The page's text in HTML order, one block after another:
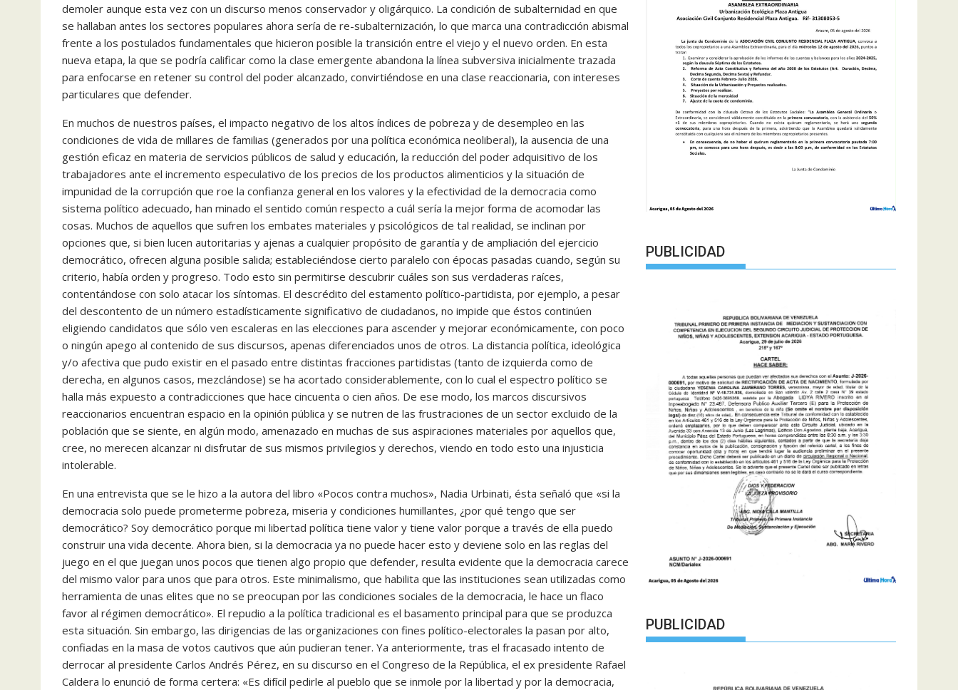
demoler aunque esta vez con un discurso menos conservador y oligárquico. La condición de subalternidad en que
se hallaban antes los sectores populares ahora sería de re-subalternización, lo que marca una contradicción abismal
frente a los postulados fundamentales que hicieron posible la transición entre el viejo y el nuevo orden. En esta
nueva etapa, la que se podría calificar como la clase emergente abandona la línea subversiva inicialmente trazada
para enfocarse en retener su control del poder alcanzado, convirtiéndose en una clase reaccionaria, con intereses
particulares que defender.
En muchos de nuestros países, el impacto negativo de los altos índices de pobreza y de desempleo en las
condiciones de vida de millares de familias (generados por una política económica neoliberal), la ausencia de una
gestión eficaz en materia de servicios públicos de salud y educación, la reducción del poder adquisitivo de los
trabajadores ante el incremento especulativo de los precios de los productos alimenticios y la situación de
impunidad de la corrupción que roe la confianza general en los valores y la efectividad de la democracia como
sistema político adecuado, han minado el sentido común respecto a cuál sería la mejor forma de acomodar las
cosas. Muchos de aquellos que sufren los embates materiales y psicológicos de tal realidad, se inclinan por
opciones que, si bien lucen autoritarias y ajenas a cualquier propósito de garantía y de ampliación del ejercicio
democrático, ofrecen alguna posible salida; estableciéndose cierto paralelo con épocas pasadas cuando, según su
criterio, había orden y progreso. Todo esto sin permitirse descubrir cuáles son sus verdaderas raíces,
contentándose con solo atacar los síntomas. El descrédito del estamento político-partidista, por ejemplo, a pesar
del descontento de un número estadísticamente significativo de ciudadanos, no impide que éstos continúen
eligiendo candidatos que sólo ven escaleras en las elecciones para ascender y mejorar económicamente, con poco
o ningún apego al contenido de sus discursos, apenas diferenciados unos de otros. La distancia política, ideológica
y/o afectiva que pudo existir en el pasado entre distintas fracciones partidistas (tanto de izquierda como de
derecha, en algunos casos, mezclándose) se ha acortado considerablemente, con lo cual el espectro político se
halla más expuesto a contradicciones que hace cincuenta o cien años. De ese modo, los marcos discursivos
reaccionarios encuentran espacio en la opinión pública y se nutren de las frustraciones de un sector excluido de la
población que se siente, en algún modo, amenazado en muchas de sus aspiraciones materiales por aquellos que,
cree, no merecen alcanzar ni disfrutar de sus mismos privilegios y derechos, viendo en todo esto una injusticia
intolerable.
En una entrevista que se le hizo a la autora del libro «Pocos contra muchos», Nadia Urbinati, ésta señaló que «si la
democracia solo puede prometerme pobreza, miseria y condiciones humillantes, ¿por qué tengo que ser
democrático? Soy democrático porque mi libertad política tiene valor y tiene valor porque a través de ella puedo
construir una vida decente. Ahora bien, si la democracia ya no puede hacer esto y deviene solo en las reglas del
juego en el que juegan unos pocos que tienen algo propio que defender, resulta evidente que la democracia carece
del mismo valor para unos que para otros. Este minimalismo, que habilita que las instituciones sean utilizadas como
herramienta de unas elites que no se preocupan por las condiciones sociales de la democracia, le hace un flaco
favor al régimen democrático». El repudio a la política tradicional es el basamento principal para que se produzca
esta situación. Sin embargo, las dirigencias de las organizaciones con fines político-electorales la pasan por alto,
confiadas en la masa de votos cautivos que aún pudieran tener. Ya anteriormente, tras el fracasado intento de
derrocar al presidente Carlos Andrés Pérez, en su discurso en el Congreso de la República, el ex presidente Rafael
Caldera lo enunció de forma certera: «Es difícil pedirle al pueblo que se inmole por la libertad y por la democracia,
PUBLICIDAD
PUBLICIDAD